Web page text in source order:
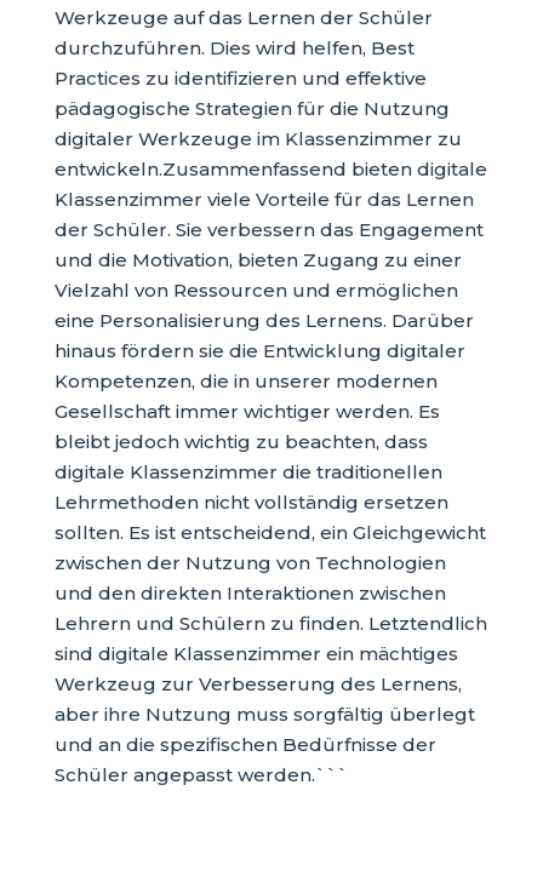
Werkzeuge auf das Lernen der Schüler
durchzuführen. Dies wird helfen, Best
Practices zu identifizieren und effektive
pädagogische Strategien für die Nutzung
digitaler Werkzeuge im Klassenzimmer zu
entwickeln.Zusammenfassend bieten digitale
Klassenzimmer viele Vorteile für das Lernen
der Schüler. Sie verbessern das Engagement
und die Motivation, bieten Zugang zu einer
Vielzahl von Ressourcen und ermöglichen
eine Personalisierung des Lernens. Darüber
hinaus fördern sie die Entwicklung digitaler
Kompetenzen, die in unserer modernen
Gesellschaft immer wichtiger werden. Es
bleibt jedoch wichtig zu beachten, dass
digitale Klassenzimmer die traditionellen
Lehrmethoden nicht vollständig ersetzen
sollten. Es ist entscheidend, ein Gleichgewicht
zwischen der Nutzung von Technologien
und den direkten Interaktionen zwischen
Lehrern und Schülern zu finden. Letztendlich
sind digitale Klassenzimmer ein mächtiges
Werkzeug zur Verbesserung des Lernens,
aber ihre Nutzung muss sorgfältig überlegt
und an die spezifischen Bedürfnisse der
Schüler angepasst werden.```